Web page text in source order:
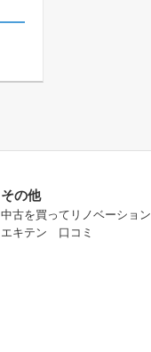
その他
中古を買ってリノベーション
エキテン 口コミ